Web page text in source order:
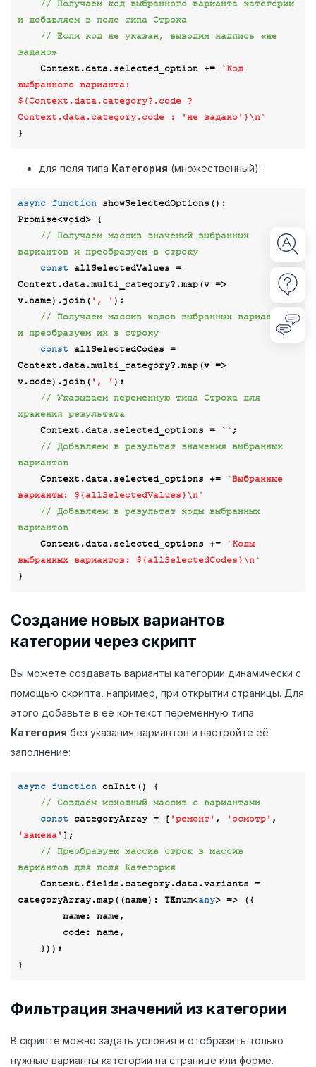
// Получаем код выбранного варианта категории
и добавляем в поле типа Строка
// Если код не указан, выводим надпись «не
задано»
    Context.data.selected_option +=
`Код
${Context.data.category?.code ?
Context.data.category.code :
'не задано' }\n`
для поля типа Категория (множественный):
async function showSelectedOptions (
Promise<void>
{
// Получаем массив значений выбранных
вариантов и преобразуем в строку
const allSelectedValues =
Context.data.multi_category?.map(v =>
v.name).join( ', ' );
// Получаем массив кодов выбранных вариантов
и преобразуем их в строку
const allSelectedCodes =
Context.data.multi_category?.map(v =>
v.code).join( ', ' );
// Указываем переменную типа Строка для
хранения результата
    Context.data.selected_options =
`` ;
// Добавляем в результат значения выбранных
вариантов
    Context.data.selected_options +=
`Выбранные
варианты: ${allSelectedValues}\n`
// Добавляем в результат коды выбранных
вариантов
    Context.data.selected_options +=
`Коды
выбранных вариантов: ${allSelectedCodes}\n`
Создание новых вариантов
категории через скрипт
Вы можете создавать варианты категории динамически с
помощью скрипта, например, при открытии страницы. Для
этого добавьте в её контекст переменную типа
Категория без указания вариантов и настройте её
заполнение:
async function onInit()
{
// Создаём исходный массив с вариантами
const categoryArray = [ 'ремонт' , 'осмотр'
'замена' ];
// Преобразуем массив строк в массив
вариантов для поля Категория
categoryArray.map((name): TEnum<any> => ({
name: name,
code: name,
Фильтрация значений из категории
В скрипте можно задать условия и отобразить только
нужные варианты категории на странице или форме.